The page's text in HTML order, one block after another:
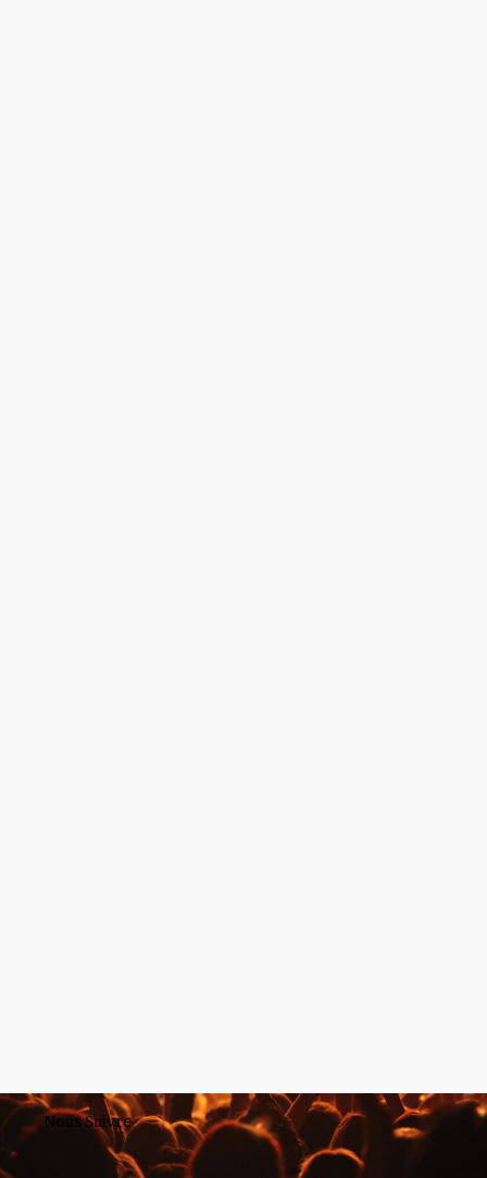
Nous Suivre